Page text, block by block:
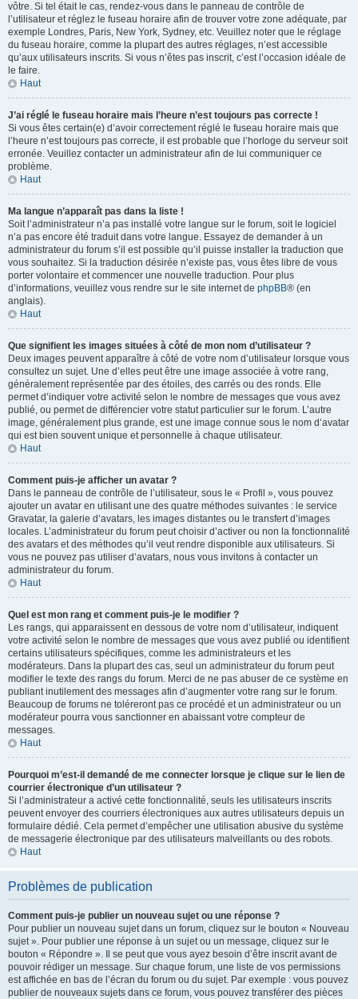
vôtre. Si tel était le cas, rendez-vous dans le panneau de contrôle de
l’utilisateur et réglez le fuseau horaire afin de trouver votre zone adéquate, par
exemple Londres, Paris, New York, Sydney, etc. Veuillez noter que le réglage
du fuseau horaire, comme la plupart des autres réglages, n’est accessible
qu’aux utilisateurs inscrits. Si vous n’êtes pas inscrit, c’est l’occasion idéale de
le faire.
Haut
J’ai réglé le fuseau horaire mais l’heure n’est toujours pas correcte !
Si vous êtes certain(e) d’avoir correctement réglé le fuseau horaire mais que
l’heure n’est toujours pas correcte, il est probable que l’horloge du serveur soit
erronée. Veuillez contacter un administrateur afin de lui communiquer ce
problème.
Haut
Ma langue n’apparaît pas dans la liste !
Soit l’administrateur n’a pas installé votre langue sur le forum, soit le logiciel
n’a pas encore été traduit dans votre langue. Essayez de demander à un
administrateur du forum s’il est possible qu’il puisse installer la traduction que
vous souhaitez. Si la traduction désirée n’existe pas, vous êtes libre de vous
porter volontaire et commencer une nouvelle traduction. Pour plus
d’informations, veuillez vous rendre sur le site internet de phpBB® (en
anglais).
Haut
Que signifient les images situées à côté de mon nom d’utilisateur ?
Deux images peuvent apparaître à côté de votre nom d’utilisateur lorsque vous
consultez un sujet. Une d’elles peut être une image associée à votre rang,
généralement représentée par des étoiles, des carrés ou des ronds. Elle
permet d’indiquer votre activité selon le nombre de messages que vous avez
publié, ou permet de différencier votre statut particulier sur le forum. L’autre
image, généralement plus grande, est une image connue sous le nom d’avatar
qui est bien souvent unique et personnelle à chaque utilisateur.
Haut
Comment puis-je afficher un avatar ?
Dans le panneau de contrôle de l’utilisateur, sous le « Profil », vous pouvez
ajouter un avatar en utilisant une des quatre méthodes suivantes : le service
Gravatar, la galerie d’avatars, les images distantes ou le transfert d’images
locales. L’administrateur du forum peut choisir d’activer ou non la fonctionnalité
des avatars et des méthodes qu’il veut rendre disponible aux utilisateurs. Si
vous ne pouvez pas utiliser d’avatars, nous vous invitons à contacter un
administrateur du forum.
Haut
Quel est mon rang et comment puis-je le modifier ?
Les rangs, qui apparaissent en dessous de votre nom d’utilisateur, indiquent
votre activité selon le nombre de messages que vous avez publié ou identifient
certains utilisateurs spécifiques, comme les administrateurs et les
modérateurs. Dans la plupart des cas, seul un administrateur du forum peut
modifier le texte des rangs du forum. Merci de ne pas abuser de ce système en
publiant inutilement des messages afin d’augmenter votre rang sur le forum.
Beaucoup de forums ne toléreront pas ce procédé et un administrateur ou un
modérateur pourra vous sanctionner en abaissant votre compteur de
messages.
Haut
Pourquoi m’est-il demandé de me connecter lorsque je clique sur le lien de
courrier électronique d’un utilisateur ?
Si l’administrateur a activé cette fonctionnalité, seuls les utilisateurs inscrits
peuvent envoyer des courriers électroniques aux autres utilisateurs depuis un
formulaire dédié. Cela permet d’empêcher une utilisation abusive du système
de messagerie électronique par des utilisateurs malveillants ou des robots.
Haut
Problèmes de publication
Comment puis-je publier un nouveau sujet ou une réponse ?
Pour publier un nouveau sujet dans un forum, cliquez sur le bouton « Nouveau
sujet ». Pour publier une réponse à un sujet ou un message, cliquez sur le
bouton « Répondre ». Il se peut que vous ayez besoin d’être inscrit avant de
pouvoir rédiger un message. Sur chaque forum, une liste de vos permissions
est affichée en bas de l’écran du forum ou du sujet. Par exemple : vous pouvez
publier de nouveaux sujets dans ce forum, vous pouvez transférer des pièces